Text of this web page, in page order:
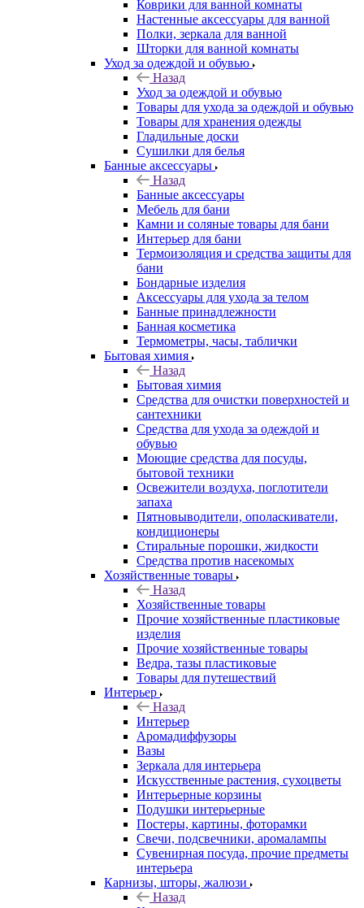
Коврики для ванной комнаты
Настенные аксессуары для ванной
Полки, зеркала для ванной
Шторки для ванной комнаты
Уход за одеждой и обувью
Назад
Уход за одеждой и обувью
Товары для ухода за одеждой и обувью
Товары для хранения одежды
Гладильные доски
Сушилки для белья
Банные аксессуары
Назад
Банные аксессуары
Мебель для бани
Камни и соляные товары для бани
Интерьер для бани
Термоизоляция и средства защиты для
бани
Бондарные изделия
Аксеcсуары для ухода за телом
Банные принадлежности
Банная косметика
Термометры, часы, таблички
Бытовая химия
Назад
Бытовая химия
Средства для очистки поверхностей и
сантехники
Средства для ухода за одеждой и
обувью
Моющие средства для посуды,
бытовой техники
Освежители воздуха, поглотители
запаха
Пятновыводители, ополаскиватели,
кондиционеры
Стиральные порошки, жидкости
Средства против насекомых
Хозяйственные товары
Назад
Хозяйственные товары
Прочие хозяйственные пластиковые
изделия
Прочие хозяйственные товары
Ведра, тазы пластиковые
Товары для путешествий
Интерьер
Назад
Интерьер
Аромадиффузоры
Вазы
Зеркала для интерьера
Искусственные растения, сухоцветы
Интерьерные корзины
Подушки интерьерные
Постеры, картины, фоторамки
Свечи, подсвечники, аромалампы
Сувенирная посуда, прочие предметы
интерьера
Карнизы, шторы, жалюзи
Назад